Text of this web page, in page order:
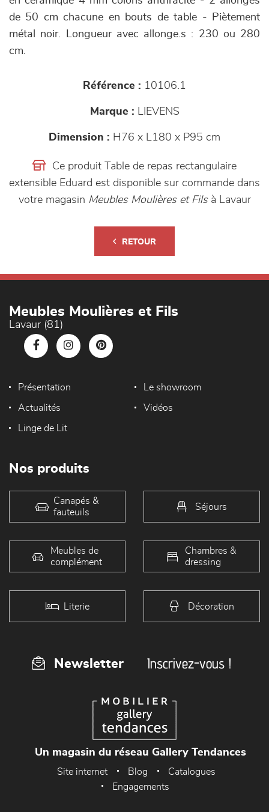
de 50 cm chacune en bouts de table - Piètement
métal noir. Longueur avec allonge.s : 230 ou 280
cm.
Référence : 10106.1
Marque : LIEVENS
Dimension : H76 x L180 x P95 cm
Ce produit Table de repas rectangulaire
extensible Eduard est disponible sur commande dans
votre magasin Meubles Moulières et Filsà Lavaur
RETOUR
Meubles Moulières et Fils
Lavaur (81)
Présentation Le showroom
Actualités Vidéos
Linge de Lit
Nos produits
Canapés &
fauteuils
Séjours
Meubles de
complément
Chambres &
dressing
Literie Décoration
Newsletter Inscrivez-vous !
Un magasin du réseau Gallery Tendances
Site internet Blog
Catalogues
Engagements